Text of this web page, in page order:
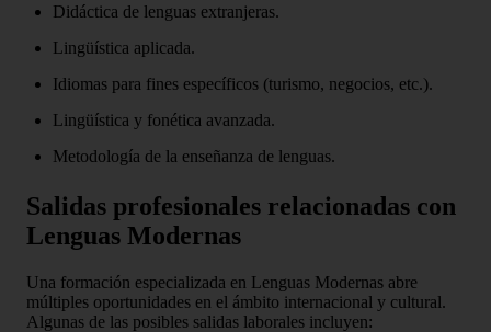
Didáctica de lenguas extranjeras.
Lingüística aplicada.
Idiomas para fines específicos (turismo, negocios, etc.).
Lingüística y fonética avanzada.
Metodología de la enseñanza de lenguas.
Salidas profesionales relacionadas con
Lenguas Modernas
Una formación especializada en Lenguas Modernas abre
múltiples oportunidades en el ámbito internacional y cultural.
Algunas de las posibles salidas laborales incluyen: